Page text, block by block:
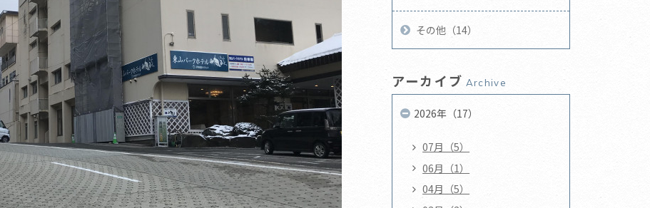
その他（14）
アーカイブ Archive
2026年（17）
07月（5）
06月（1）
04月（5）